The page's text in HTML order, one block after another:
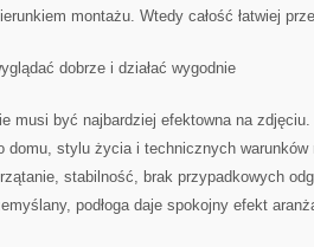
montażu. Wtedy całość łatwiej
dobrze i działać wygodnie
musi być najbardziej efektowna na
domu, stylu życia i technicznych
stabilność, brak przypadkowych
podłoga daje spokojny efekt